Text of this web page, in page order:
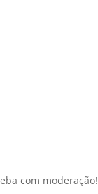
com moderação!